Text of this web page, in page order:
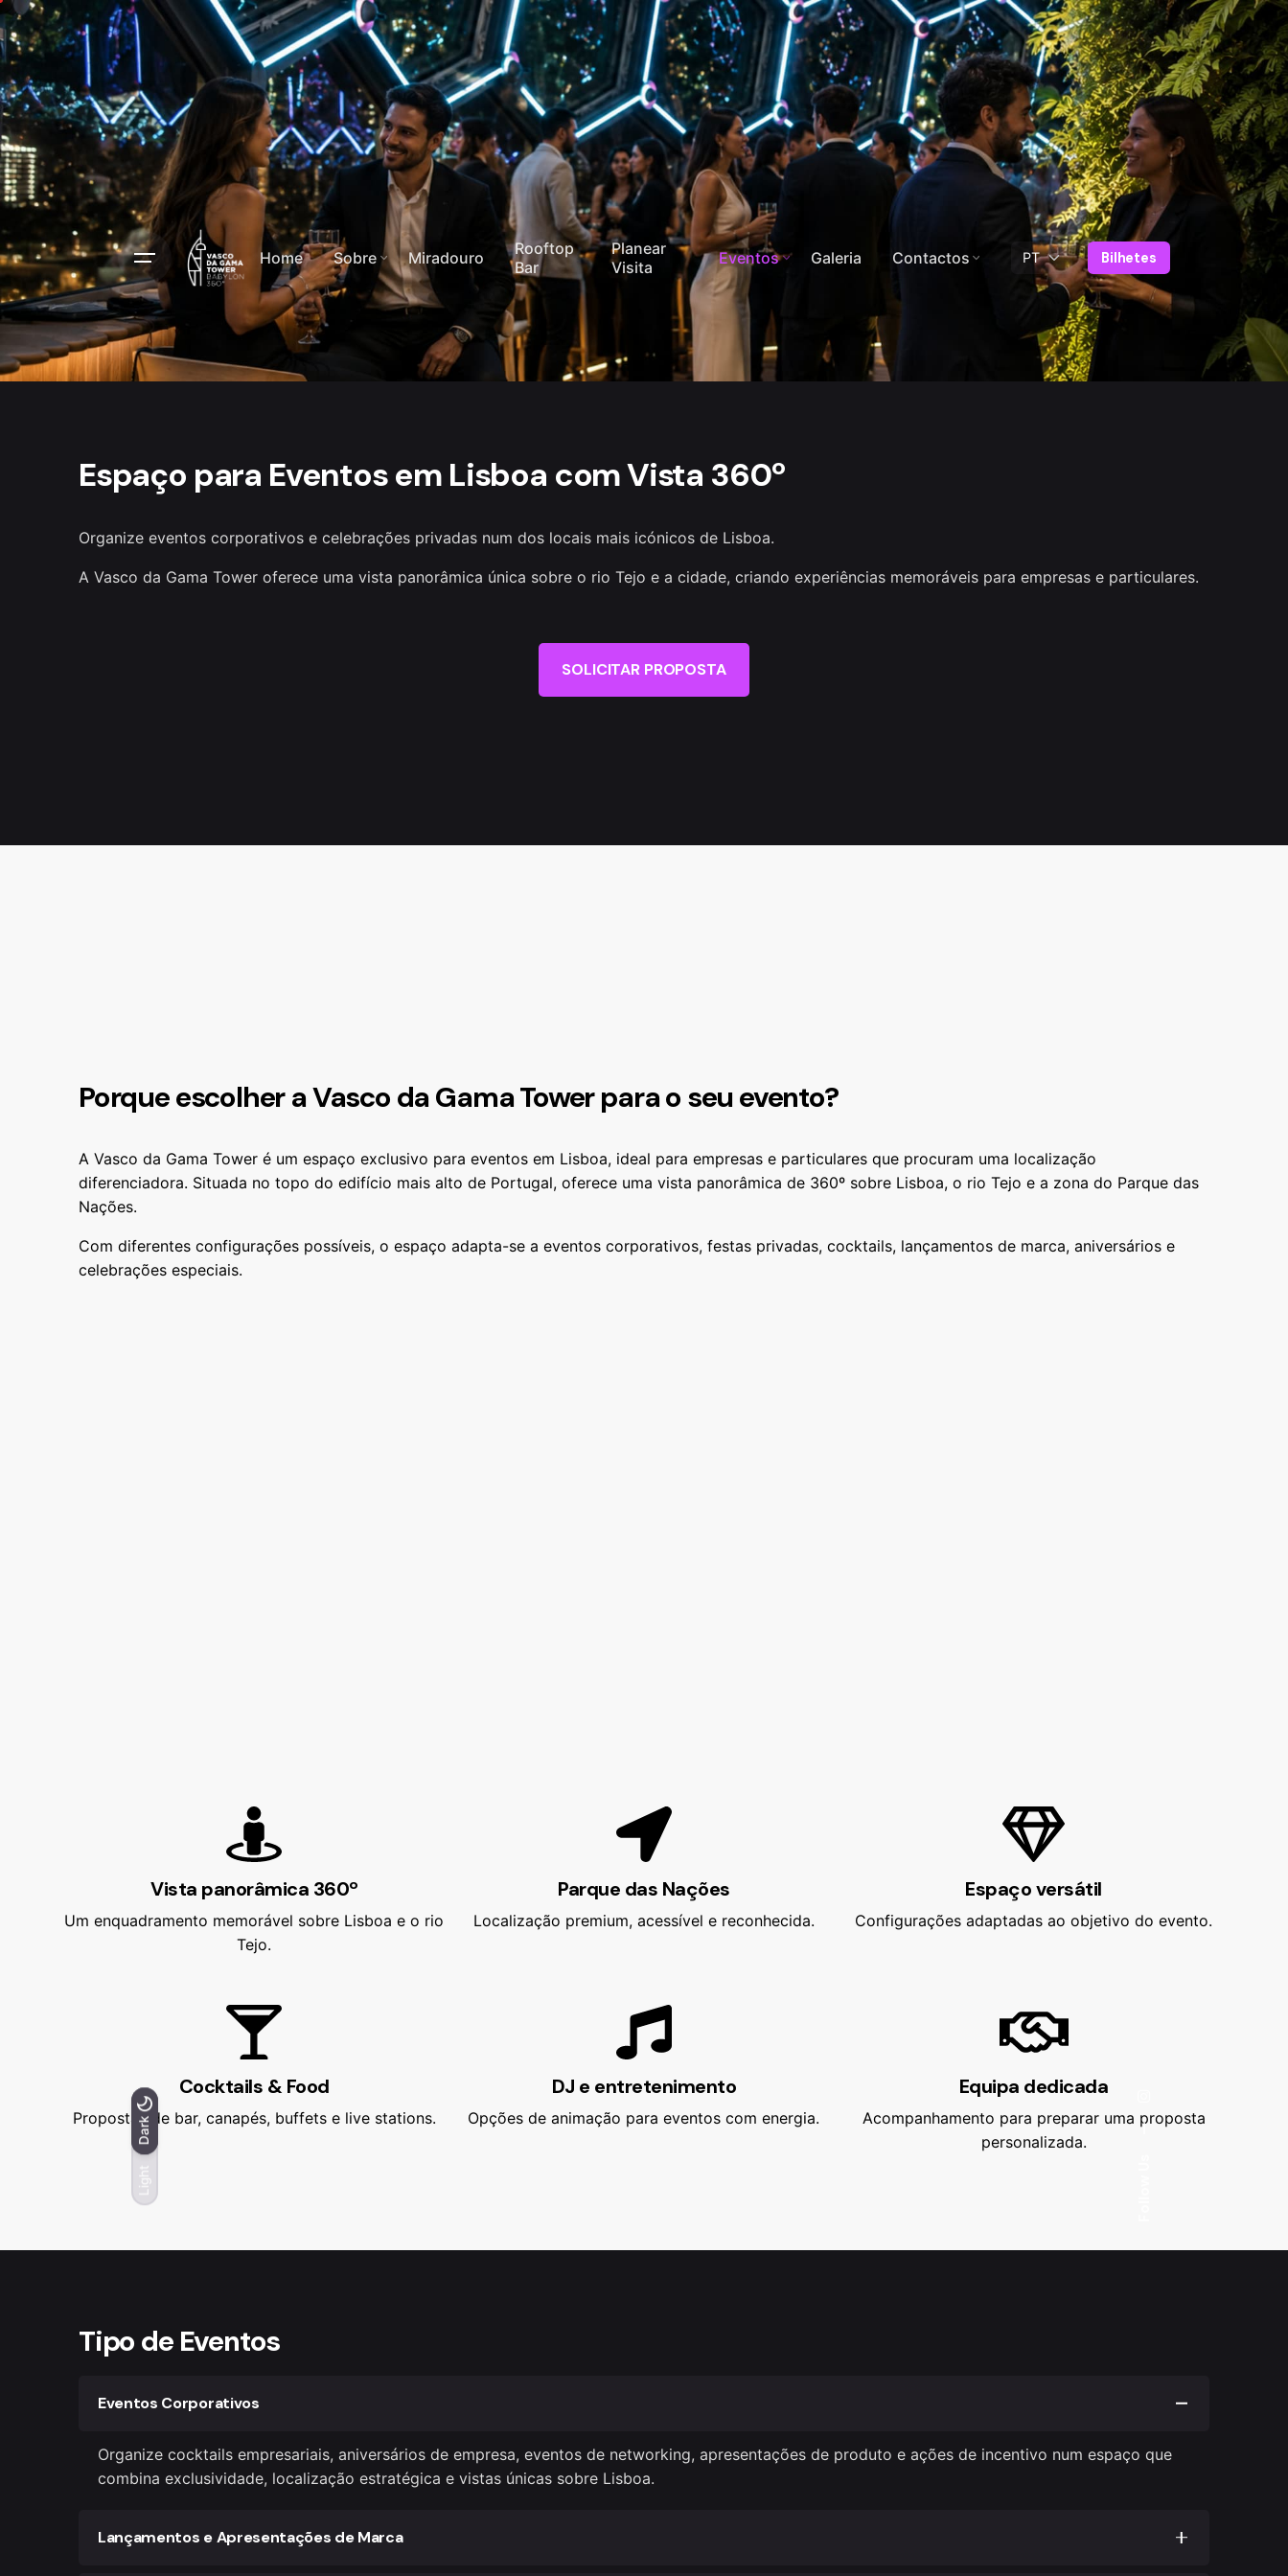
Light
Dark
Light
Dark —
Home Sobre Miradouro
Rooftop
Bar
Planear
Visita
Eventos Galeria Contactos Bilhetes
Espaço para Eventos em Lisboa com Vista 360º
Organize eventos corporativos e celebrações privadas num dos locais mais icónicos de Lisboa.
A Vasco da Gama Tower oferece uma vista panorâmica única sobre o rio Tejo e a cidade, criando experiências memoráveis para empresas e particulares.
SOLICITAR PROPOSTA
Porque escolher a Vasco da Gama Tower para o seu evento?
A Vasco da Gama Tower é um espaço exclusivo para eventos em Lisboa, ideal para empresas e particulares que procuram uma localização
diferenciadora. Situada no topo do edifício mais alto de Portugal, oferece uma vista panorâmica de 360º sobre Lisboa, o rio Tejo e a zona do Parque das
Nações.
Com diferentes configurações possíveis, o espaço adapta-se a eventos corporativos, festas privadas, cocktails, lançamentos de marca, aniversários e
celebrações especiais.
Vista panorâmica 360º
Um enquadramento memorável sobre Lisboa e o rio
Tejo.
Parque das Nações
Localização premium, acessível e reconhecida.
Espaço versátil
Configurações adaptadas ao objetivo do evento.
Cocktails & Food
Propostas de bar, canapés, buffets e live stations.
DJ e entretenimento
Opções de animação para eventos com energia.
Equipa dedicada
Acompanhamento para preparar uma proposta
personalizada.
Tipo de Eventos
Eventos Corporativos
Organize cocktails empresariais, aniversários de empresa, eventos de networking, apresentações de produto e ações de incentivo num espaço que
combina exclusividade, localização estratégica e vistas únicas sobre Lisboa.
Lançamentos e Apresentações de Marca